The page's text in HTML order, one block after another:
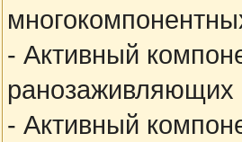
- Активный
ранозаживляющих
- Активный